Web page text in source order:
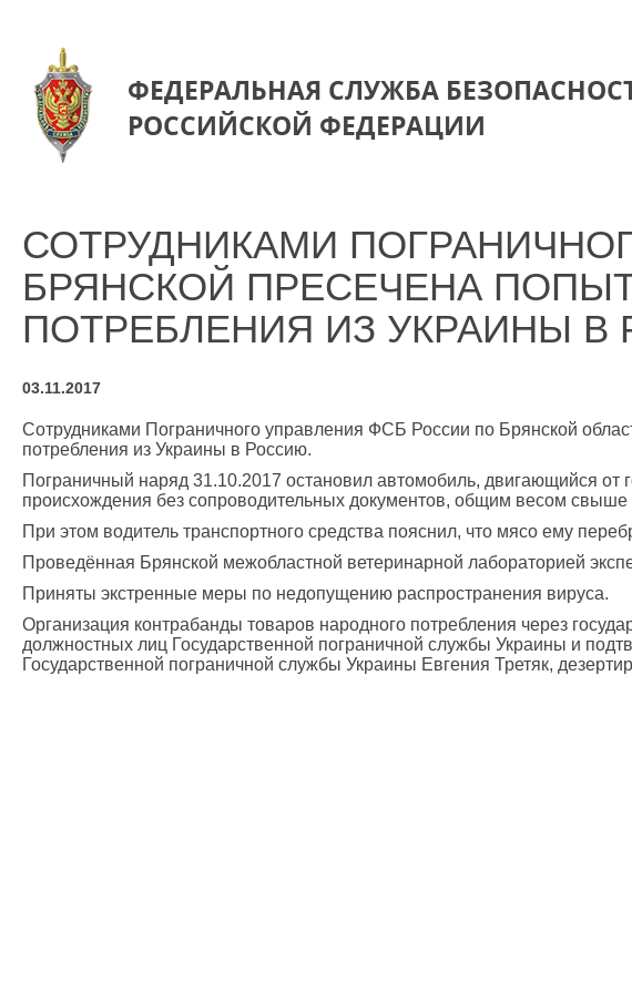
ФЕДЕРАЛЬНАЯ СЛУЖБА
РОССИЙСКОЙ ФЕДЕРАЦИИ
СОТРУДНИКАМИ
БРЯНСКОЙ ПРЕСЕЧЕНА
ПОТРЕБЛЕНИЯ ИЗ УКРАИНЫ
03.11.2017
Сотрудниками Пограничного управления ФСБ России по Брянской
потребления из Украины в Россию.
Пограничный наряд 31.10.2017 остановил автомобиль, двигающийся от
происхождения без сопроводительных документов, общим весом свыше
При этом водитель транспортного средства пояснил, что мясо ему
Проведённая Брянской межобластной ветеринарной лабораторией
Приняты экстренные меры по недопущению распространения вируса.
Организация контрабанды товаров народного потребления через
должностных лиц Государственной пограничной службы Украины и
Государственной пограничной службы Украины Евгения Третяк,